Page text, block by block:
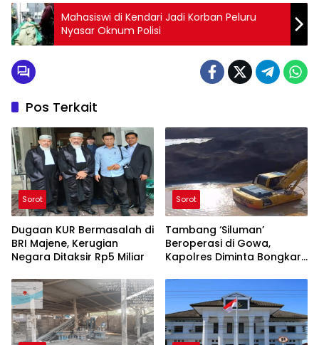
Mahasiswi di Kendari Jadi Korban Peluru
Nyasar Oknum Polisi
Pos Terkait
Sorot
Dugaan KUR Bermasalah di
BRI Majene, Kerugian
Negara Ditaksir Rp5 Miliar
Sorot
Tambang ‘Siluman’
Beroperasi di Gowa,
Kapolres Diminta Bongkar